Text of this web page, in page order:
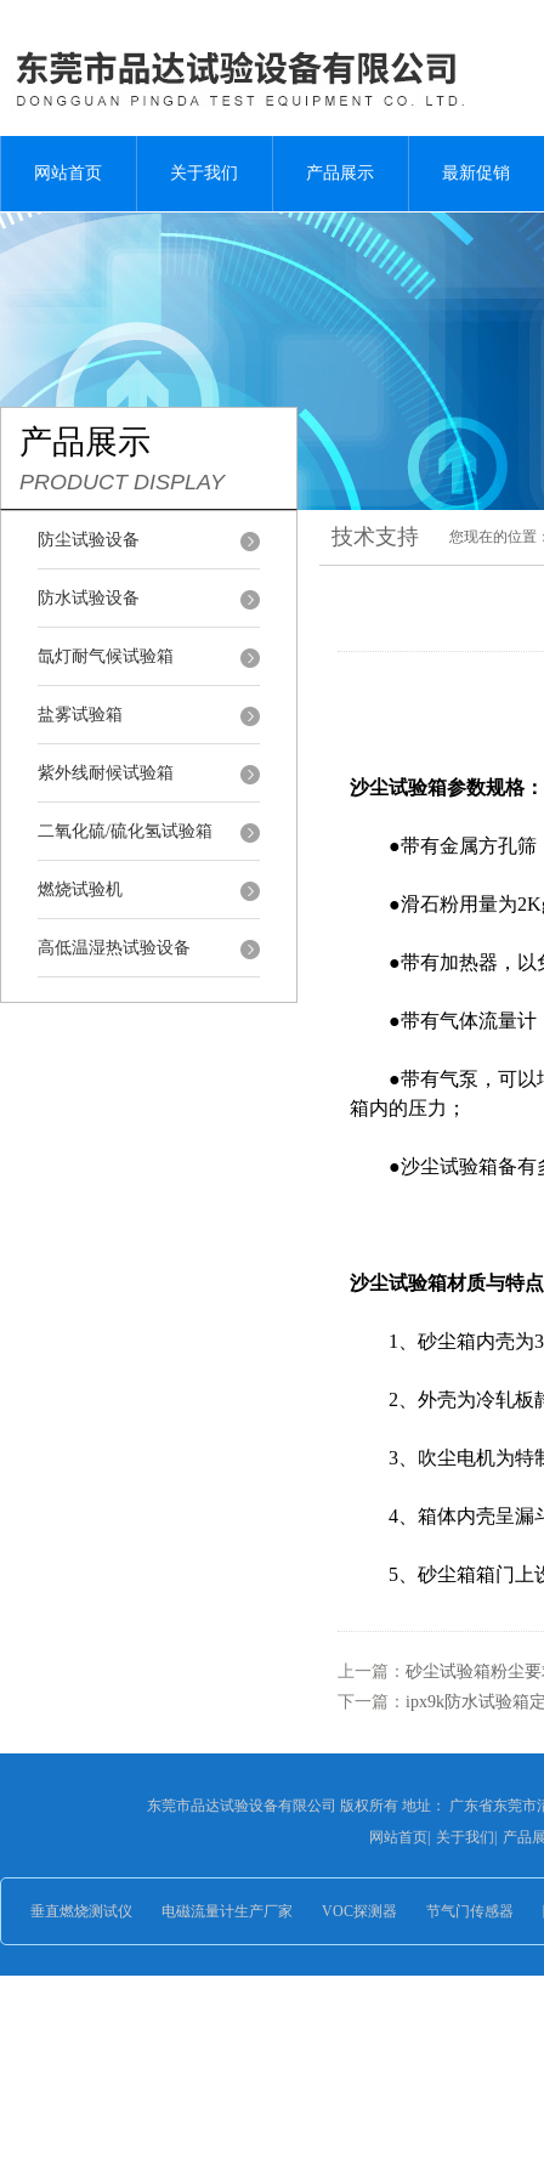
网站首页 关于我们 产品展示 最新促销
产品展示
PRODUCT DISPLAY
防尘试验设备
防水试验设备
氙灯耐气候试验箱
盐雾试验箱
紫外线耐候试验箱
二氧化硫/硫化氢试验箱
燃烧试验机
高低温湿热试验设备
技术支持 您现在的位置
沙尘试验箱参数规格：
●带有金属方孔筛，
●滑石粉用量为
●带有加热器，以
●带有气体流量计，
●带有气泵，可以增
箱内的压力；
●沙尘试验箱备有多
沙尘试验箱材质与特
1、砂尘箱内壳为
2、外壳为冷轧板
3、吹尘电机为特制
4、箱体内壳呈漏斗
5、砂尘箱箱门上设
上一篇： 砂尘试验箱粉尘
下一篇： ipx9k防水试验箱
东莞市品达试验设备有限公司 版权所有 地址： 广东省东莞
网站首页| 关于我们 产品
垂直燃烧测试仪 电磁流量计生产厂家 VOC探测器 节气门传感器